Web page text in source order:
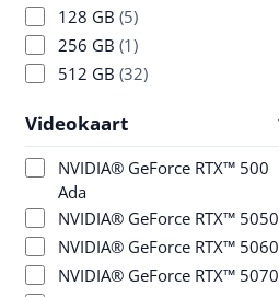
128 GB (5)
256 GB (1)
512 GB (32)
Videokaart
NVIDIA® GeForce RTX™ 500
Ada
NVIDIA® GeForce RTX™ 5050
NVIDIA® GeForce RTX™ 5060
NVIDIA® GeForce RTX™ 5070